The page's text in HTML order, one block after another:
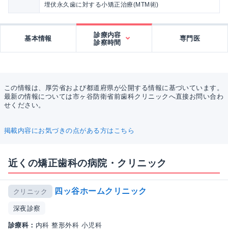
埋伏永久歯に対する小矯正治療(MTM術)
基本情報
診療内容
診察時間
専門医
この情報は、厚労省および都道府県が公開する情報に基づいています。
最新の情報については市ヶ谷防衛省前歯科クリニックへ直接お問い合わ
せください。
掲載内容にお気づきの点がある方はこちら
近くの矯正歯科の病院・クリニック
クリニック 四ッ谷ホームクリニック
深夜診察
診療科： 内科 整形外科 小児科